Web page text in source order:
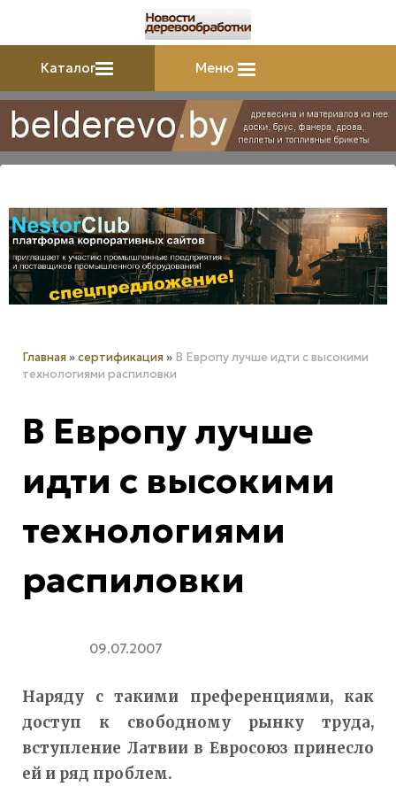
Каталог Меню
Главная »сертификация » В Европу лучше идти с высокими
технологиями распиловки
В Европу лучше
идти с высокими
технологиями
распиловки
09.07.2007
Наряду с такими преференциями, как
доступ к свободному рынку труда,
вступление Латвии в Евросоюз принесло
ей и ряд проблем.